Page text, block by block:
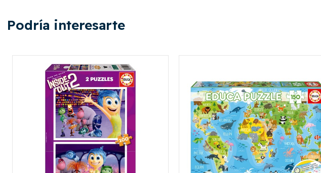
Podría interesarte